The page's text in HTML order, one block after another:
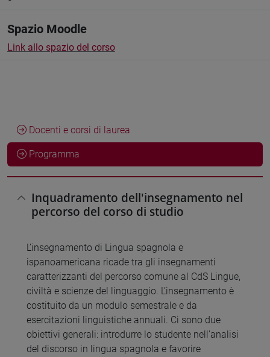
Spazio Moodle
Link allo spazio del corso
Docenti e corsi di laurea
Programma
Inquadramento dell'insegnamento nel
percorso del corso di studio
L’insegnamento di Lingua spagnola e
ispanoamericana ricade tra gli insegnamenti
caratterizzanti del percorso comune al CdS Lingue,
civiltà e scienze del linguaggio. L’insegnamento è
costituito da un modulo semestrale e da
esercitazioni linguistiche annuali. Ci sono due
obiettivi generali: introdurre lo studente nell’analisi
del discorso in lingua spagnola e favorire